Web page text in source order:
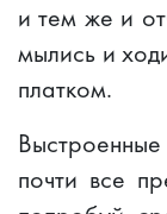
и тем же и
мылись и
платком.
почти все